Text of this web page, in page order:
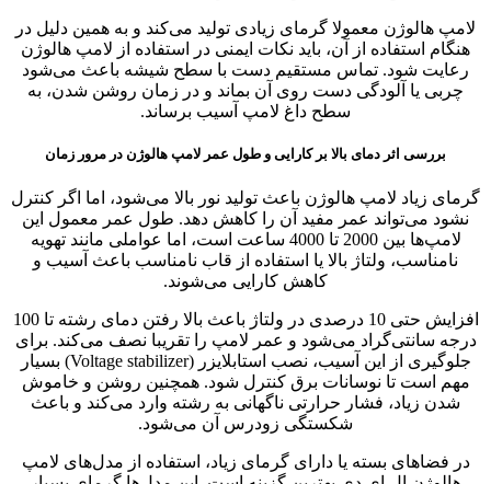
لامپ هالوژن معمولا گرمای زیادی تولید می‌کند و به همین دلیل در
هنگام استفاده از آن، باید نکات ایمنی در استفاده از لامپ هالوژن
رعایت شود. تماس مستقیم دست با سطح شیشه باعث می‌شود
چربی یا آلودگی دست روی آن بماند و در زمان روشن شدن، به
سطح داغ لامپ آسیب برساند.
بررسی اثر دمای بالا بر کارایی و طول عمر لامپ هالوژن در مرور زمان
گرمای زیاد لامپ هالوژن باعث تولید نور بالا می‌شود، اما اگر کنترل
نشود می‌تواند عمر مفید آن را کاهش دهد. طول عمر معمول این
لامپ‌ها بین 2000 تا 4000 ساعت است، اما عواملی مانند تهویه
نامناسب، ولتاژ بالا یا استفاده از قاب نامناسب باعث آسیب و
کاهش کارایی می‌شوند.
افزایش حتی 10 درصدی در ولتاژ باعث بالا رفتن دمای رشته تا 100
درجه سانتی‌گراد می‌شود و عمر لامپ را تقریبا نصف می‌کند. برای
جلوگیری از این آسیب، نصب استابلایزر (Voltage stabilizer) بسیار
مهم است تا نوسانات برق کنترل شود. همچنین روشن و خاموش
شدن زیاد، فشار حرارتی ناگهانی به رشته وارد می‌کند و باعث
شکستگی زودرس آن می‌شود.
در فضاهای بسته یا دارای گرمای زیاد، استفاده از مدل‌های لامپ